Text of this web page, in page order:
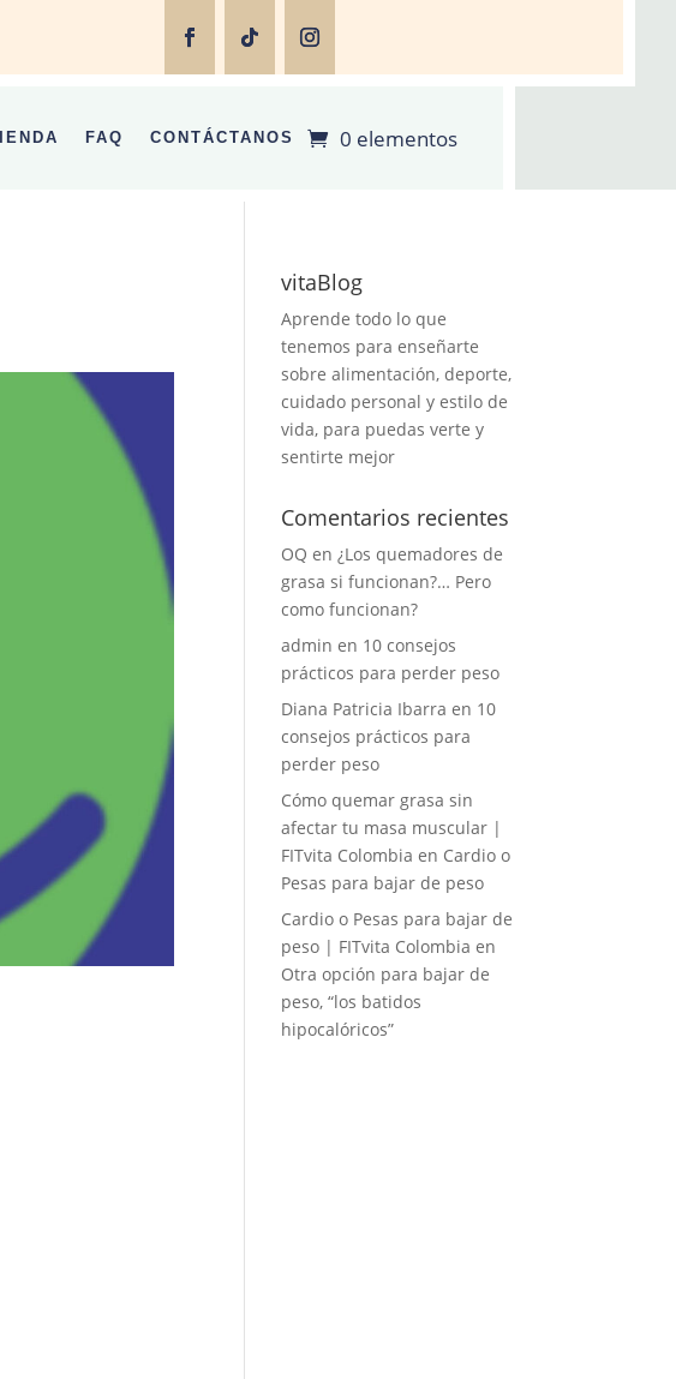
FAQ CONTÁCTANOS 0 elementos
vitaBlog
Aprende todo lo que
tenemos para enseñarte
sobre alimentación, deporte,
cuidado personal y estilo de
vida, para puedas verte y
sentirte mejor
Comentarios recientes
OQ en¿Los quemadores de
grasa si funcionan?… Pero
como funcionan?
admin en 10 consejos
prácticos para perder peso
Diana Patricia Ibarra en 10
consejos prácticos para
perder peso
Cómo quemar grasa sin
afectar tu masa muscular |
FITvita Colombia en Cardio o
Pesas para bajar de peso
Cardio o Pesas para bajar de
peso | FITvita Colombia en
Otra opción para bajar de
peso, “los batidos
hipocalóricos”